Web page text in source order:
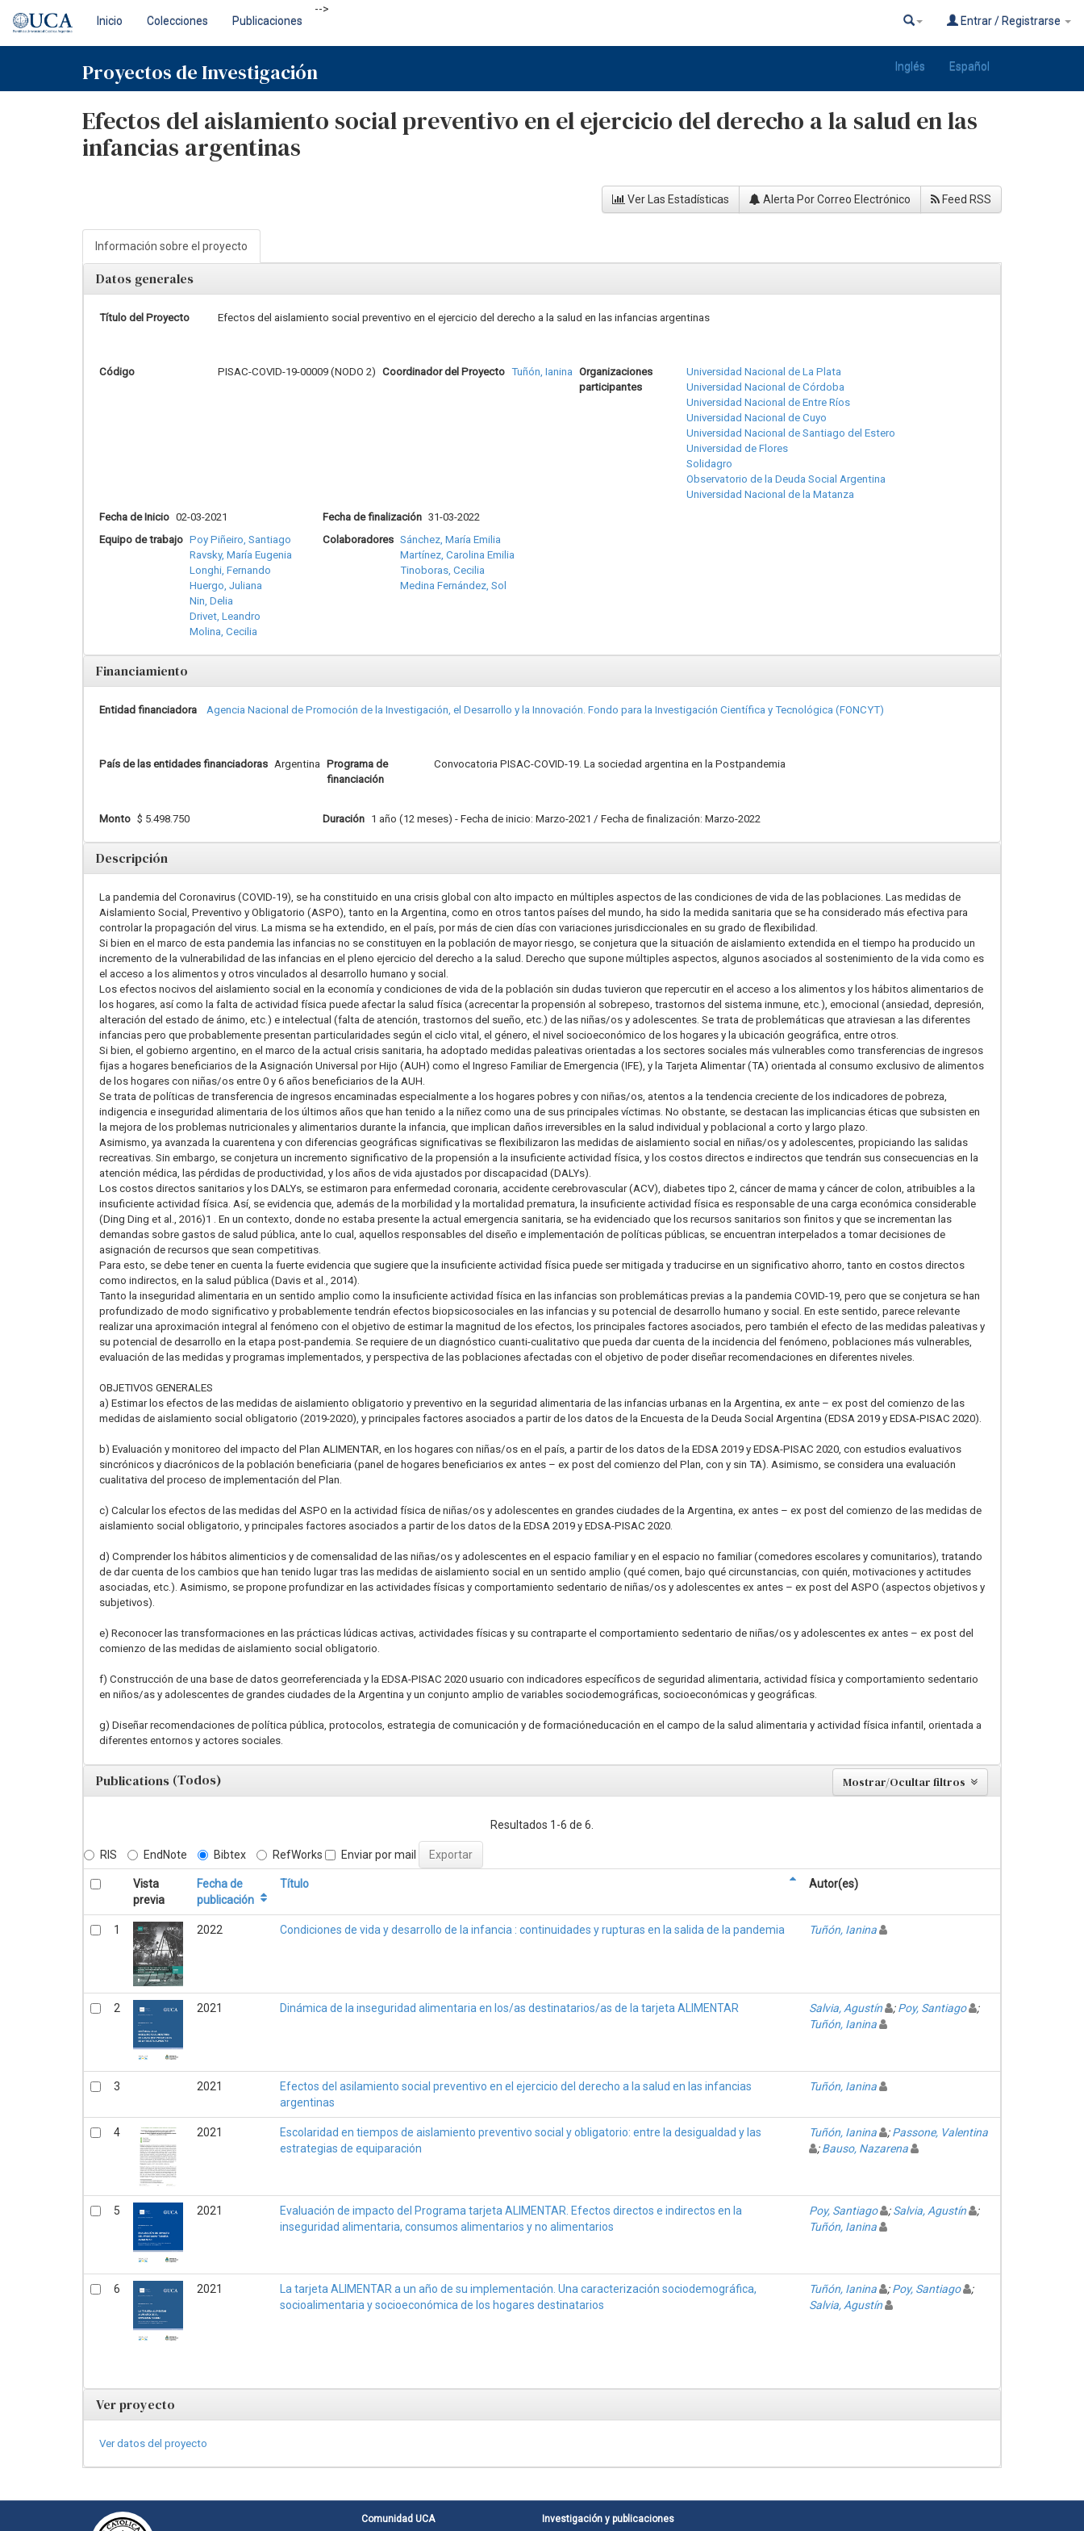
navigation
Inicio Colecciones Publicaciones
-->
Entrar / Registrarse
Proyectos de Investigación Inglés Español
Efectos del aislamiento social preventivo en el ejercicio del derecho a la salud en las
infancias argentinas
Ver Las Estadísticas Alerta Por Correo Electrónico Feed RSS
Información sobre el proyecto
Datos generales
Título del Proyecto Efectos del aislamiento social preventivo en el ejercicio del derecho a la salud en las infancias argentinas
Código PISAC-COVID-19-00009 (NODO 2) Coordinador del Proyecto Tuñón, Ianina Organizaciones
participantes
Universidad Nacional de La Plata
Universidad Nacional de Córdoba
Universidad Nacional de Entre Ríos
Universidad Nacional de Cuyo
Universidad Nacional de Santiago del Estero
Universidad de Flores
Solidagro
Observatorio de la Deuda Social Argentina
Universidad Nacional de la Matanza
Fecha de Inicio 02-03-2021 Fecha de finalización 31-03-2022
Equipo de trabajo Poy Piñeiro, Santiago
Ravsky, María Eugenia
Longhi, Fernando
Huergo, Juliana
Nin, Delia
Drivet, Leandro
Molina, Cecilia
Colaboradores Sánchez, María Emilia
Martínez, Carolina Emilia
Tinoboras, Cecilia
Medina Fernández, Sol
Financiamiento
Entidad financiadora Agencia Nacional de Promoción de la Investigación, el Desarrollo y la Innovación. Fondo para la Investigación Científica y Tecnológica (FONCYT)
País de las entidades financiadoras Argentina Programa de
financiación
Convocatoria PISAC-COVID-19. La sociedad argentina en la Postpandemia
Monto $ 5.498.750 Duración 1 año (12 meses) - Fecha de inicio: Marzo-2021 / Fecha de finalización: Marzo-2022
Descripción
La pandemia del Coronavirus (COVID-19), se ha constituido en una crisis global con alto impacto en múltiples aspectos de las condiciones de vida de las poblaciones. Las medidas de
Aislamiento Social, Preventivo y Obligatorio (ASPO), tanto en la Argentina, como en otros tantos países del mundo, ha sido la medida sanitaria que se ha considerado más efectiva para
controlar la propagación del virus. La misma se ha extendido, en el país, por más de cien días con variaciones jurisdiccionales en su grado de flexibilidad.
Si bien en el marco de esta pandemia las infancias no se constituyen en la población de mayor riesgo, se conjetura que la situación de aislamiento extendida en el tiempo ha producido un
incremento de la vulnerabilidad de las infancias en el pleno ejercicio del derecho a la salud. Derecho que supone múltiples aspectos, algunos asociados al sostenimiento de la vida como es
el acceso a los alimentos y otros vinculados al desarrollo humano y social.
Los efectos nocivos del aislamiento social en la economía y condiciones de vida de la población sin dudas tuvieron que repercutir en el acceso a los alimentos y los hábitos alimentarios de
los hogares, así como la falta de actividad física puede afectar la salud física (acrecentar la propensión al sobrepeso, trastornos del sistema inmune, etc.), emocional (ansiedad, depresión,
alteración del estado de ánimo, etc.) e intelectual (falta de atención, trastornos del sueño, etc.) de las niñas/os y adolescentes. Se trata de problemáticas que atraviesan a las diferentes
infancias pero que probablemente presentan particularidades según el ciclo vital, el género, el nivel socioeconómico de los hogares y la ubicación geográfica, entre otros.
Si bien, el gobierno argentino, en el marco de la actual crisis sanitaria, ha adoptado medidas paleativas orientadas a los sectores sociales más vulnerables como transferencias de ingresos
fijas a hogares beneficiarios de la Asignación Universal por Hijo (AUH) como el Ingreso Familiar de Emergencia (IFE), y la Tarjeta Alimentar (TA) orientada al consumo exclusivo de alimentos
de los hogares con niñas/os entre 0 y 6 años beneficiarios de la AUH.
Se trata de políticas de transferencia de ingresos encaminadas especialmente a los hogares pobres y con niñas/os, atentos a la tendencia creciente de los indicadores de pobreza,
indigencia e inseguridad alimentaria de los últimos años que han tenido a la niñez como una de sus principales víctimas. No obstante, se destacan las implicancias éticas que subsisten en
la mejora de los problemas nutricionales y alimentarios durante la infancia, que implican daños irreversibles en la salud individual y poblacional a corto y largo plazo.
Asimismo, ya avanzada la cuarentena y con diferencias geográficas significativas se flexibilizaron las medidas de aislamiento social en niñas/os y adolescentes, propiciando las salidas
recreativas. Sin embargo, se conjetura un incremento significativo de la propensión a la insuficiente actividad física, y los costos directos e indirectos que tendrán sus consecuencias en la
atención médica, las pérdidas de productividad, y los años de vida ajustados por discapacidad (DALYs).
Los costos directos sanitarios y los DALYs, se estimaron para enfermedad coronaria, accidente cerebrovascular (ACV), diabetes tipo 2, cáncer de mama y cáncer de colon, atribuibles a la
insuficiente actividad física. Así, se evidencia que, además de la morbilidad y la mortalidad prematura, la insuficiente actividad física es responsable de una carga económica considerable
(Ding Ding et al., 2016)1 . En un contexto, donde no estaba presente la actual emergencia sanitaria, se ha evidenciado que los recursos sanitarios son finitos y que se incrementan las
demandas sobre gastos de salud pública, ante lo cual, aquellos responsables del diseño e implementación de políticas públicas, se encuentran interpelados a tomar decisiones de
asignación de recursos que sean competitivas.
Para esto, se debe tener en cuenta la fuerte evidencia que sugiere que la insuficiente actividad física puede ser mitigada y traducirse en un significativo ahorro, tanto en costos directos
como indirectos, en la salud pública (Davis et al., 2014).
Tanto la inseguridad alimentaria en un sentido amplio como la insuficiente actividad física en las infancias son problemáticas previas a la pandemia COVID-19, pero que se conjetura se han
profundizado de modo significativo y probablemente tendrán efectos biopsicosociales en las infancias y su potencial de desarrollo humano y social. En este sentido, parece relevante
realizar una aproximación integral al fenómeno con el objetivo de estimar la magnitud de los efectos, los principales factores asociados, pero también el efecto de las medidas paleativas y
su potencial de desarrollo en la etapa post-pandemia. Se requiere de un diagnóstico cuanti-cualitativo que pueda dar cuenta de la incidencia del fenómeno, poblaciones más vulnerables,
evaluación de las medidas y programas implementados, y perspectiva de las poblaciones afectadas con el objetivo de poder diseñar recomendaciones en diferentes niveles.
OBJETIVOS GENERALES
a) Estimar los efectos de las medidas de aislamiento obligatorio y preventivo en la seguridad alimentaria de las infancias urbanas en la Argentina, ex ante – ex post del comienzo de las
medidas de aislamiento social obligatorio (2019-2020), y principales factores asociados a partir de los datos de la Encuesta de la Deuda Social Argentina (EDSA 2019 y EDSA-PISAC 2020).
b) Evaluación y monitoreo del impacto del Plan ALIMENTAR, en los hogares con niñas/os en el país, a partir de los datos de la EDSA 2019 y EDSA-PISAC 2020, con estudios evaluativos
sincrónicos y diacrónicos de la población beneficiaria (panel de hogares beneficiarios ex antes – ex post del comienzo del Plan, con y sin TA). Asimismo, se considera una evaluación
cualitativa del proceso de implementación del Plan.
c) Calcular los efectos de las medidas del ASPO en la actividad física de niñas/os y adolescentes en grandes ciudades de la Argentina, ex antes – ex post del comienzo de las medidas de
aislamiento social obligatorio, y principales factores asociados a partir de los datos de la EDSA 2019 y EDSA-PISAC 2020.
d) Comprender los hábitos alimenticios y de comensalidad de las niñas/os y adolescentes en el espacio familiar y en el espacio no familiar (comedores escolares y comunitarios), tratando
de dar cuenta de los cambios que han tenido lugar tras las medidas de aislamiento social en un sentido amplio (qué comen, bajo qué circunstancias, con quién, motivaciones y actitudes
asociadas, etc.). Asimismo, se propone profundizar en las actividades físicas y comportamiento sedentario de niñas/os y adolescentes ex antes – ex post del ASPO (aspectos objetivos y
subjetivos).
e) Reconocer las transformaciones en las prácticas lúdicas activas, actividades físicas y su contraparte el comportamiento sedentario de niñas/os y adolescentes ex antes – ex post del
comienzo de las medidas de aislamiento social obligatorio.
f) Construcción de una base de datos georreferenciada y la EDSA-PISAC 2020 usuario con indicadores específicos de seguridad alimentaria, actividad física y comportamiento sedentario
en niños/as y adolescentes de grandes ciudades de la Argentina y un conjunto amplio de variables sociodemográficas, socioeconómicas y geográficas.
g) Diseñar recomendaciones de política pública, protocolos, estrategia de comunicación y de formacióneducación en el campo de la salud alimentaria y actividad física infantil, orientada a
diferentes entornos y actores sociales.
Publications (Todos)
Resultados 1-6 de 6.
RIS EndNote Bibtex RefWorks Enviar por mail
Vista
previa
Fecha de
publicación
Título Autor(es)
1 2022 Condiciones de vida y desarrollo de la infancia : continuidades y rupturas en la salida de la pandemia Tuñón, Ianina
2 2021 Dinámica de la inseguridad alimentaria en los/as destinatarios/as de la tarjeta ALIMENTAR Salvia, Agustín ;Poy, Santiago
;
Tuñón, Ianina
3 2021
Efectos del asilamiento social preventivo en el ejercicio del derecho a la salud en las infancias
argentinas
Tuñón, Ianina
4 2021
Escolaridad en tiempos de aislamiento preventivo social y obligatorio: entre la desigualdad y las
estrategias de equiparación
Tuñón, Ianina ;Passone, Valentina
;Bauso, Nazarena
5 2021
Evaluación de impacto del Programa tarjeta ALIMENTAR. Efectos directos e indirectos en la
inseguridad alimentaria, consumos alimentarios y no alimentarios
Poy, Santiago ;Salvia, Agustín
;
Tuñón, Ianina
6 2021
La tarjeta ALIMENTAR a un año de su implementación. Una caracterización sociodemográfica,
socioalimentaria y socioeconómica de los hogares destinatarios
Tuñón, Ianina ;Poy, Santiago
;
Salvia, Agustín
Ver proyecto
Ver datos del proyecto
Comunidad UCA Investigación y publicaciones